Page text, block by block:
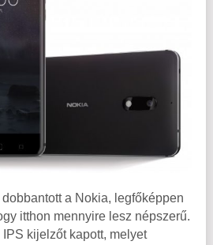
a Nokia, legfőképpen
itthon mennyire lesz népszerű.
kijelzőt kapott, melyet